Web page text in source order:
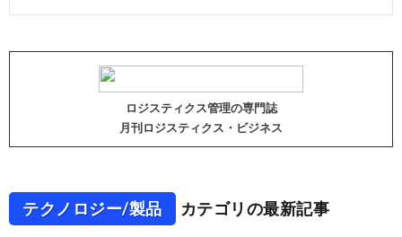
ロジスティクス管理の専門誌
月刊ロジスティクス・ビジネス
テクノロジー/製品 カテゴリの最新記事